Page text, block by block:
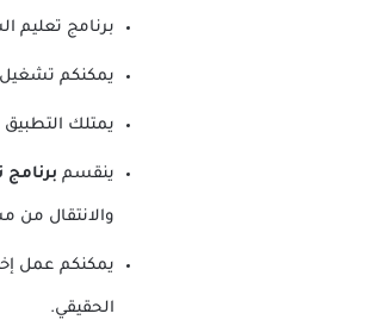
برنامج تعليم
يمكنكم تشغيل
يمتلك التطبيق
ينقسم
والانتقال من
يمكنكم عمل
الحقيقي.